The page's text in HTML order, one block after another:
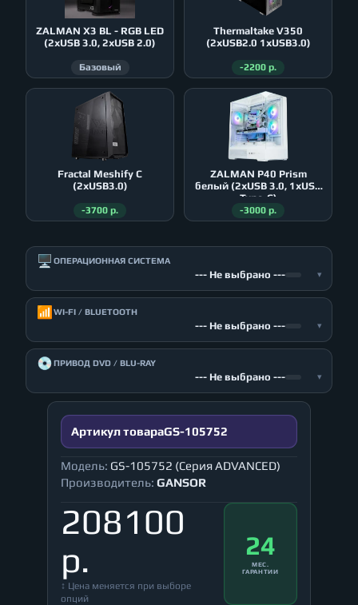
ZALMAN X3 BL - RGB LED
(2xUSB 3.0, 2xUSB 2.0)
Базовый
Thermaltake V350
(2xUSB2.0 1xUSB3.0)
-2200 р.
Fractal Meshify C
(2xUSB3.0)
-3700 р.
ZALMAN P40 Prism
белый (2xUSB 3.0, 1xUSB
Type-C)
-3000 р.
🖥️ ОПЕРАЦИОННАЯ СИСТЕМА
--- Не выбрано --- ▾
📶 WI-FI / BLUETOOTH
--- Не выбрано --- ▾
💿ПРИВОД DVD / BLU-RAY
--- Не выбрано --- ▾
Артикул товараGS-105752
Модель: GS-105752 (Серия ADVANCED)
Производитель: GANSOR
208100
р.
↕ Цена меняется при выборе
опций
24
МЕС.
ГАРАНТИИ